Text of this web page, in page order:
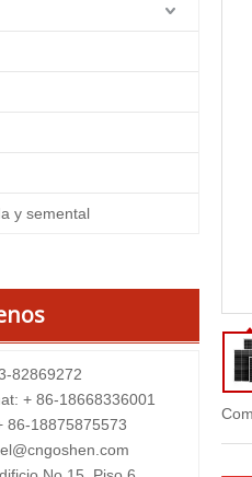
y semental
82869272
+ 86-18668336001
86-18875875573